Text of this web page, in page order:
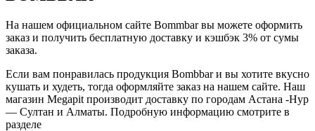
На нашем официальном сайте Bommbar вы можете оформить
заказ и получить бесплатную доставку и кэшбэк 3% от сумы
заказа.
Если вам понравилась продукция Bombbar и вы хотите вкусно
кушать и худеть, тогда оформляйте заказ на нашем сайте. Наш
магазин Megapit производит доставку по городам Астана -Нур
— Султан и Алматы. Подробную информацию смотрите в
разделе